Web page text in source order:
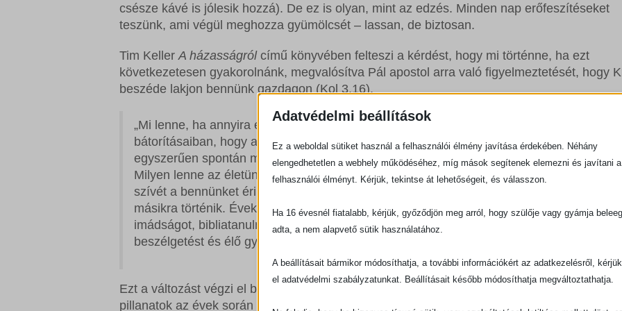
csésze kávé is jólesik hozzá). De ez is olyan, mint az edzés. Minden nap erőfeszítéseket
teszünk, ami végül meghozza gyümölcsét – lassan, de biztosan.
Tim KellerA házasságrólcímű könyvében felteszi a kérdést, hogy mi történne, ha ezt
következetesen gyakorolnánk, megvalósítva Pál apostol arra való figyelmeztetését, hogy
beszéde lakjon bennünk gazdagon (Kol 3,16).
„Mi lenne, ha annyira elmerülnénk [Jézus] ígéreteiben és parancsaiban, tanácsaiban és
bátorításaiban, hogy azok uralnák belső életünket, megragadnák képzeletünket, és
egyszerűen spontán módon felbukkannának, amikor valamilyen kihívással
Milyen lenne az életünk, ha ösztönösen, szinte öntudatlanul ismernénk Jézus gondolatait
szívét a bennünket érintő dolgokkal kapcsolatban? (…) Ez persze nem egyik napról a
másikra történik. Éveken át tartó rendszeres elmélyülés szükséges hozzá. Fegyelmezett
imádságot, bibliatanulmányozást és -olvasást, barátokkal való megszámlálhatatlan
beszélgetést és élő gyülekezeti közösséget igényel.”
Ezt a változást végzi el bennem a rendszeres igetanulmányozás. Persze vannak izgalmas
pillanatok az évek során – izgalmas kinyilatkoztatások, bensőséges beszélgetések Istennel,
Adatvédelmi beállítások
Ez a weboldal sütiket használ a felhasználói élmény javítása érdekében. Néhány
elengedhetetlen a webhely működéséhez, míg mások segítenek elemezni és javítani a
felhasználói élményt. Kérjük, tekintse át lehetőségeit, és válasszon.
Ha 16 évesnél fiatalabb, kérjük, győződjön meg arról, hogy szülője vagy gyámja
adta, a nem alapvető sütik használatához.
A beállításait bármikor módosíthatja, a további információkért az adatkezelésről,
el adatvédelmi szabályzatunkat. Beállításait később módosíthatja megváltoztathatja.